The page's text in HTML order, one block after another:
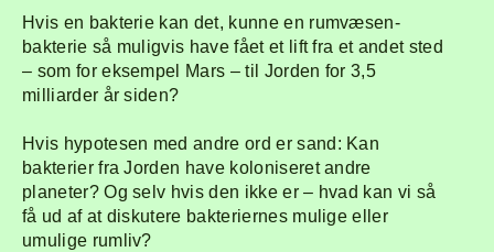
Hvis en bakterie kan det, kunne en rumvæsen-
bakterie så muligvis have fået et lift fra et andet sted
– som for eksempel Mars – til Jorden for 3,5
milliarder år siden?
Hvis hypotesen med andre ord er sand: Kan
bakterier fra Jorden have koloniseret andre
planeter? Og selv hvis den ikke er – hvad kan vi så
få ud af at diskutere bakteriernes mulige eller
umulige rumliv?